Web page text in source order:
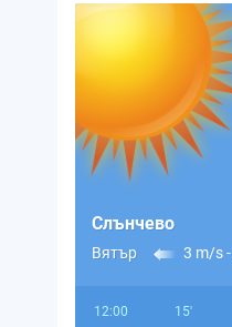
Слънчево
Вятър 3 m/s -
12:00 15'